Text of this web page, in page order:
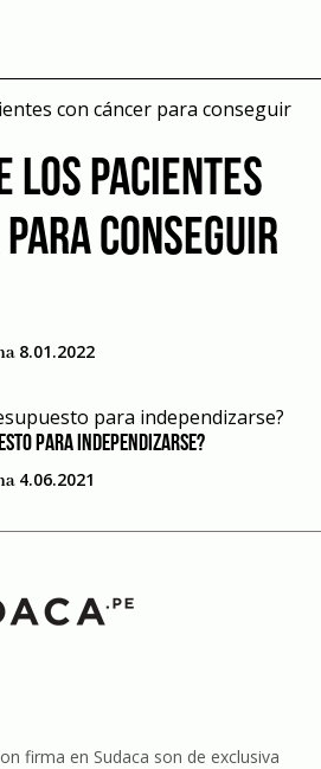
LOS PACIENTES
CONSEGUIR
8.01.2022
PARA INDEPENDIZARSE?
4.06.2021
firma en Sudaca son de exclusiva